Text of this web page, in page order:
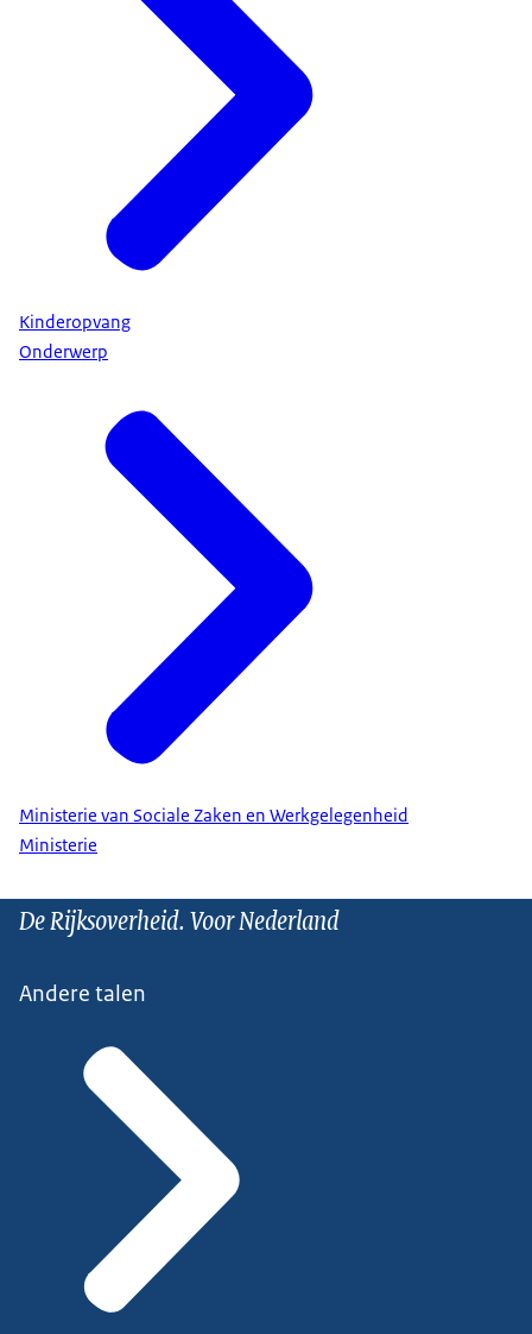
Kinderopvang
Onderwerp
Ministerie van Sociale Zaken en Werkgelegenheid
Ministerie
De Rijksoverheid. Voor Nederland
Andere talen